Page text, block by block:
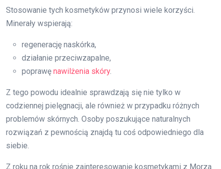
Stosowanie tych kosmetyków przynosi wiele korzyści.
Minerały wspierają:
regenerację naskórka,
działanie przeciwzapalne,
poprawę nawilżenia skóry.
Z tego powodu idealnie sprawdzają się nie tylko w
codziennej pielęgnacji, ale również w przypadku różnych
problemów skórnych. Osoby poszukujące naturalnych
rozwiązań z pewnością znajdą tu coś odpowiedniego dla
siebie.
Z roku na rok rośnie zainteresowanie kosmetykami z Morza